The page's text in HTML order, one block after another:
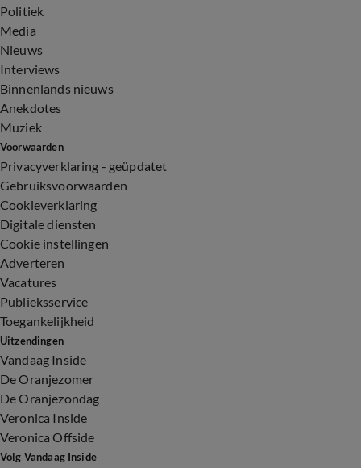
Politiek
Media
Nieuws
Interviews
Binnenlands nieuws
Anekdotes
Muziek
Voorwaarden
Privacyverklaring - geüpdatet
Gebruiksvoorwaarden
Cookieverklaring
Digitale diensten
Cookie instellingen
Adverteren
Vacatures
Publieksservice
Toegankelijkheid
Uitzendingen
Vandaag Inside
De Oranjezomer
De Oranjezondag
Veronica Inside
Veronica Offside
Volg Vandaag Inside